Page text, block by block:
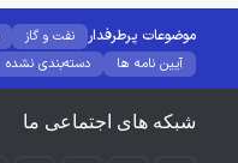
موضوعات پرطرفدار نفت و گاز
آیین نامه ها
دسته‌بندی نشده
شبکه های اجتماعی ما